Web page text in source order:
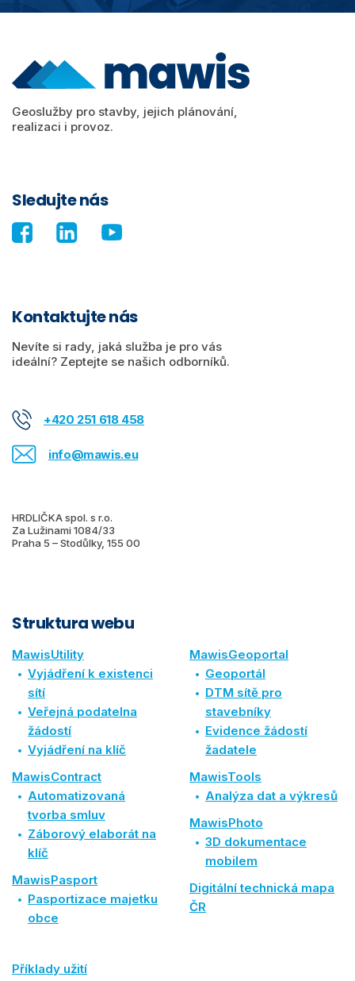
Geoslužby pro stavby, jejich plánování,
realizaci i provoz.
Sledujte nás
Kontaktujte nás
Nevíte si rady, jaká služba je pro vás
ideální? Zeptejte se našich odborníků.
+420 251 618 458
info@mawis.eu
HRDLIČKA spol. s r.o.
Za Lužinami 1084/33
Praha 5 – Stodůlky, 155 00
Struktura webu
MawisUtility
Vyjádření k existenci
sítí
Veřejná podatelna
žádostí
Vyjádření na klíč
MawisContract
Automatizovaná
tvorba smluv
Záborový elaborát na
klíč
MawisPasport
Pasportizace majetku
obce
MawisGeoportal
Geoportál
DTM sítě pro
stavebníky
Evidence žádostí
žadatele
MawisTools
Analýza dat a výkresů
MawisPhoto
3D dokumentace
mobilem
Digitální technická mapa
ČR
Příklady užití